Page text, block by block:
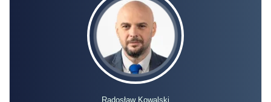
Radosław Kowalski